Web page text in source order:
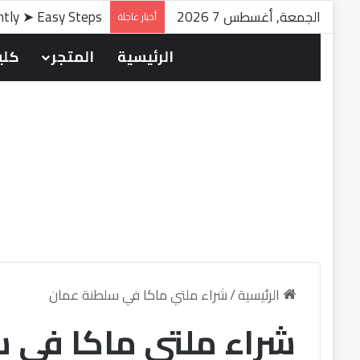
الجمعة, أغسطس 7 2026 أخبار عاجلة ➤ Easy Steps
الرئيسية المتجر
الرئيسية/شراء ملتي ماكا في سلطنة عمان
شراء ملتي ماكا